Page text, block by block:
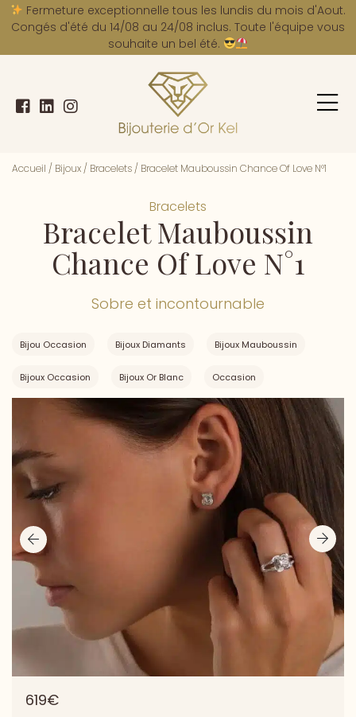
Fermeture exceptionnelle tous les lundis du mois d'Aout.
Congés d'été du 14/08 au 24/08 inclus. Toute l'équipe vous
souhaite un bel été.
Accueil / Bijoux / Bracelets / Bracelet Mauboussin Chance Of Love N°1
Bracelets
Bracelet Mauboussin
Chance Of Love N°1
Sobre et incontournable
Bijou Occasion Bijoux Diamants Bijoux Mauboussin
Bijoux Occasion Bijoux Or Blanc Occasion
619€